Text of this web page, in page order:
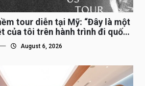
tour diễn tại Mỹ: “Đây là một
của tôi trên hành trình đi quốc
August 6, 2026